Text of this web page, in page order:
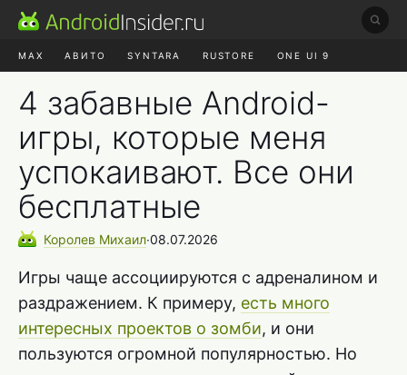
MAX АВИТО SYNTARA RUSTORE ONE UI 9
4 забавные Android-
игры, которые меня
успокаивают. Все они
бесплатные
Королев Михаил∙08.07.2026
Игры чаще ассоциируются с адреналином и
раздражением. К примеру, есть много
интересных проектов о зомби, и они
пользуются огромной популярностью. Но